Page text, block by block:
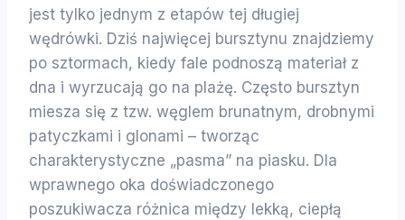
jest tylko jednym z etapów tej długiej
wędrówki. Dziś najwięcej bursztynu znajdziemy
po sztormach, kiedy fale podnoszą materiał z
dna i wyrzucają go na plażę. Często bursztyn
miesza się z tzw. węglem brunatnym, drobnymi
patyczkami i glonami – tworząc
charakterystyczne „pasma” na piasku. Dla
wprawnego oka doświadczonego
poszukiwacza różnica między lekką, ciepłą